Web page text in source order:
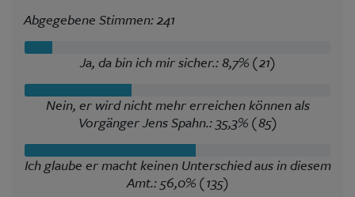
Abgegebene Stimmen: 241
Ja, da bin ich mir sicher.: 8,7% (21)
Nein, er wird nicht mehr erreichen können als
Vorgänger Jens Spahn.: 35,3% (85)
Ich glaube er macht keinen Unterschied aus in diesem
Amt.: 56,0% (135)